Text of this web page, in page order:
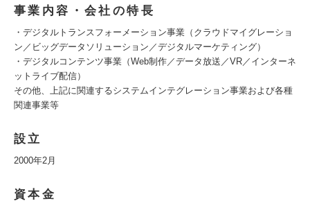
事業内容・会社の特長
・デジタルトランスフォーメーション事業（クラウドマイグレーショ
ン／ビッグデータソリューション／デジタルマーケティング）
・デジタルコンテンツ事業（Web制作／データ放送／VR／インターネ
ットライブ配信）
その他、上記に関連するシステムインテグレーション事業および各種
関連事業等
設立
2000年2月
資本金